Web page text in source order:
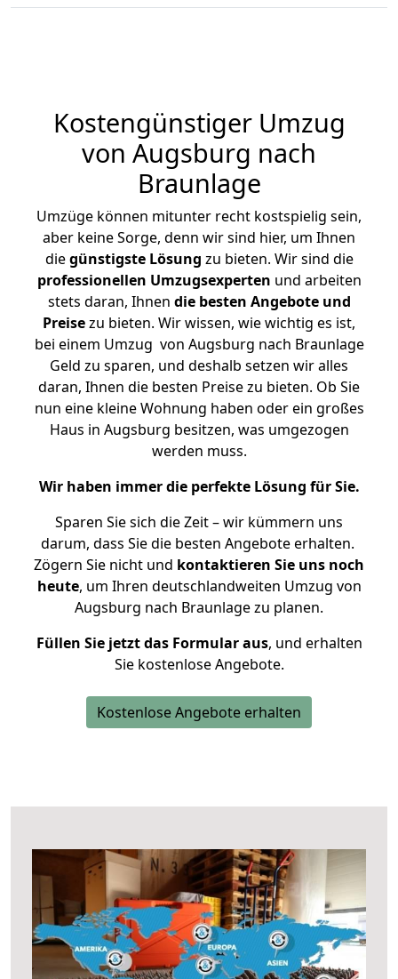
Kostengünstiger Umzug
von Augsburg nach
Braunlage
Umzüge können mitunter recht kostspielig sein,
aber keine Sorge, denn wir sind hier, um Ihnen
diegünstigste Lösung zu bieten. Wir sind die
professionellen Umzugsexperten und arbeiten
stets daran, Ihnen die besten Angebote und
Preisezu bieten. Wir wissen, wie wichtig es ist,
bei einem Umzug von Augsburg nach Braunlage
Geld zu sparen, und deshalb setzen wir alles
daran, Ihnen die besten Preise zu bieten. Ob Sie
nun eine kleine Wohnung haben oder ein großes
Haus in Augsburg besitzen, was umgezogen
werden muss.
Wir haben immer die perfekte Lösung für Sie.
Sparen Sie sich die Zeit – wir kümmern uns
darum, dass Sie die besten Angebote erhalten.
Zögern Sie nicht und kontaktieren Sie uns noch
heute, um Ihren deutschlandweiten Umzug von
Augsburg nach Braunlage zu planen.
Füllen Sie jetzt das Formular aus, und erhalten
Sie kostenlose Angebote.
Kostenlose Angebote erhalten